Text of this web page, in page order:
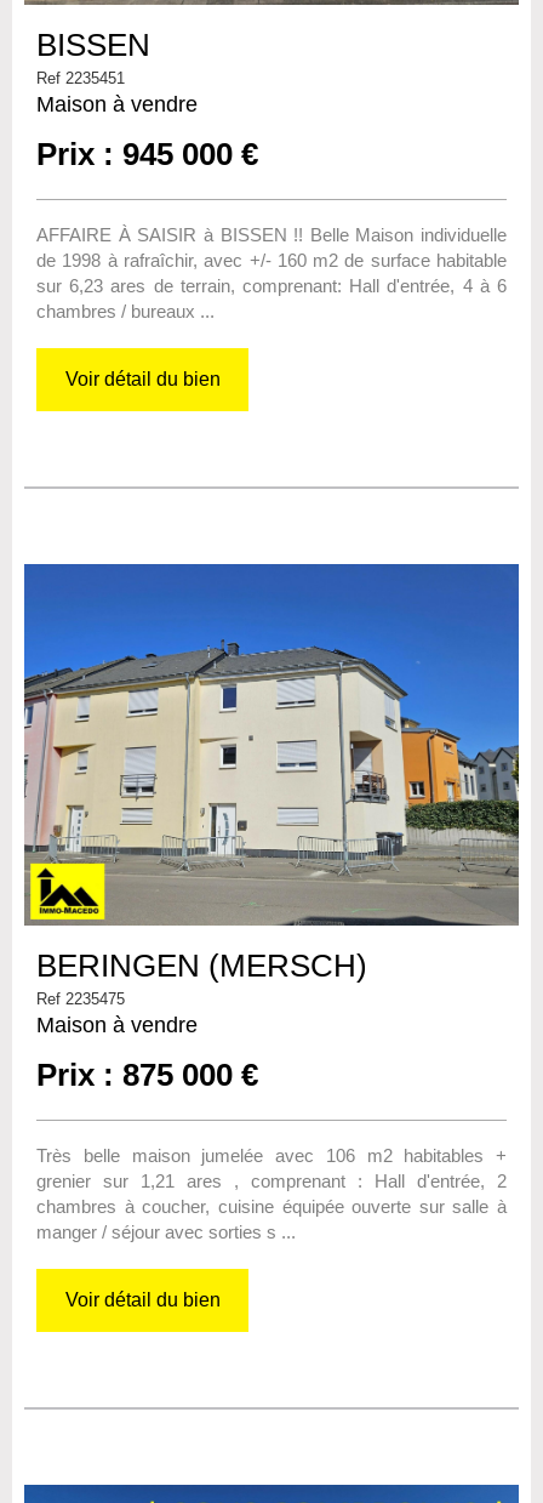
BISSEN
Ref 2235451
Maison à vendre
Prix : 945 000 €
AFFAIRE À SAISIR à BISSEN !! Belle Maison individuelle
de 1998 à rafraîchir, avec +/- 160 m2 de surface habitable
sur 6,23 ares de terrain, comprenant: Hall d'entrée, 4 à 6
chambres / bureaux ...
Voir détail du bien
BERINGEN (MERSCH)
Ref 2235475
Maison à vendre
Prix : 875 000 €
Très belle maison jumelée avec 106 m2 habitables +
grenier sur 1,21 ares , comprenant : Hall d'entrée, 2
chambres à coucher, cuisine équipée ouverte sur salle à
manger / séjour avec sorties s ...
Voir détail du bien